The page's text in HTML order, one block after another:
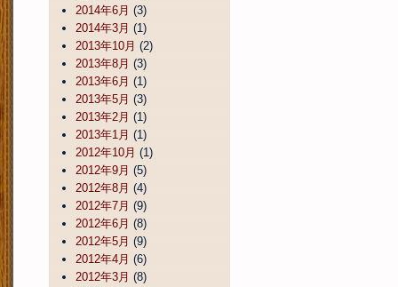
2014年6月 (3)
2014年3月 (1)
2013年10月 (2)
2013年8月 (3)
2013年6月 (1)
2013年5月 (3)
2013年2月 (1)
2013年1月 (1)
2012年10月 (1)
2012年9月 (5)
2012年8月 (4)
2012年7月 (9)
2012年6月 (8)
2012年5月 (9)
2012年4月 (6)
2012年3月 (8)